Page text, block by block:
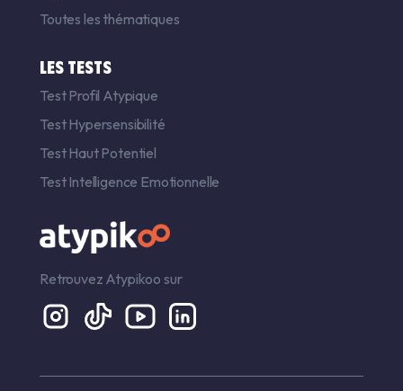
Toutes les thématiques
LES TESTS
Test Profil Atypique
Test Hypersensibilité
Test Haut Potentiel
Test Intelligence Emotionnelle
Retrouvez Atypikoo sur